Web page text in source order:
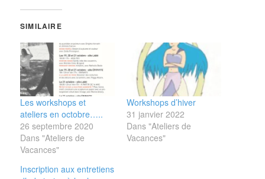
SIMILAIRE
Les workshops et
ateliers en octobre…..
26 septembre 2020
Dans "Ateliers de
Vacances"
Workshops d’hiver
31 janvier 2022
Dans "Ateliers de
Vacances"
Inscription aux entretiens